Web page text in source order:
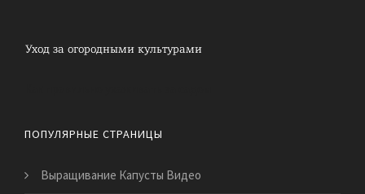
ПОПУЛЯРНЫЕ СТРАНИЦЫ
Выращивание Капусты Видео